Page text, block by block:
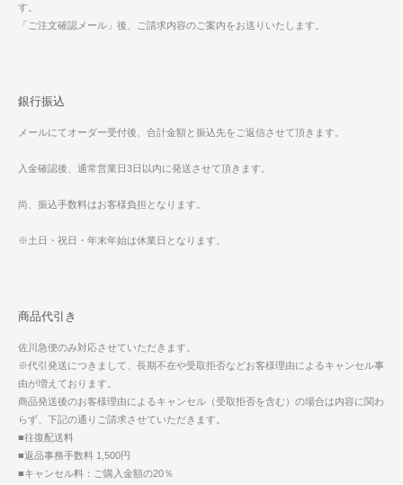
す。
「ご注文確認メール」後、ご請求内容のご案内をお送りいたします。
銀行振込
メールにてオーダー受付後、合計金額と振込先をご返信させて頂きます。
入金確認後、通常営業日3日以内に発送させて頂きます。
尚、振込手数料はお客様負担となります。
※土日・祝日・年末年始は休業日となります。
商品代引き
佐川急便のみ対応させていただきます。
※代引発送につきまして、長期不在や受取拒否などお客様理由によるキャンセル事
由が増えております。
商品発送後のお客様理由によるキャンセル（受取拒否を含む）の場合は内容に関わ
らず、下記の通りご請求させていただきます。
■往復配送料
■返品事務手数料 1,500円
■キャンセル料：ご購入金額の20％